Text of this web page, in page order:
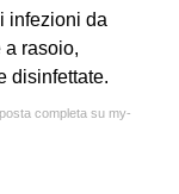
infezioni da
a rasoio,
disinfettate.
completa su my-